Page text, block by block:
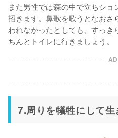
また男性では森の中で立ちシ
招きます。鼻歌を歌うとなおさ
われなかったとしても、すっ
ちんとトイレに行きましょう。
AD
7.周りを犠牲にして